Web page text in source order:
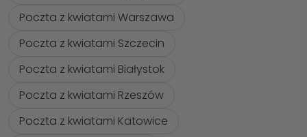
Poczta z kwiatami Warszawa
Poczta z kwiatami Szczecin
Poczta z kwiatami Białystok
Poczta z kwiatami Rzeszów
Poczta z kwiatami Katowice